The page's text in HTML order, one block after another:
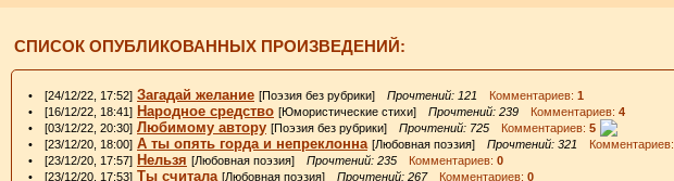
СПИСОК ОПУБЛИКОВАННЫХ ПРОИЗВЕДЕНИЙ:
• [24/12/22, 17:52] Загадай желание [Поэзия без рубрики] Прочтений: 121 Комментариев: 1
• [16/12/22, 18:41] Народное средство [Юмористические стихи] Прочтений: 239 Комментариев: 4
• [03/12/22, 20:30] Любимому автору [Поэзия без рубрики] Прочтений: 725 Комментариев: 5
• [23/12/20, 18:00] А ты опять горда и непреклонна [Любовная поэзия] Прочтений: 321 Комментариев:
• [23/12/20, 17:57] Нельзя [Любовная поэзия] Прочтений: 235 Комментариев: 0
• [23/12/20, 17:53] Ты считала [Любовная поэзия] Прочтений: 267Комментариев: 0